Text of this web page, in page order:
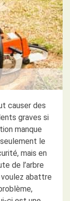
causer des
graves si
manque
le
mais en
de l’arbre
abattre